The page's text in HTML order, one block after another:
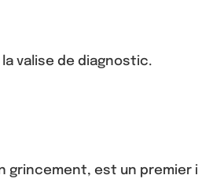
valise de diagnostic.
est un premier